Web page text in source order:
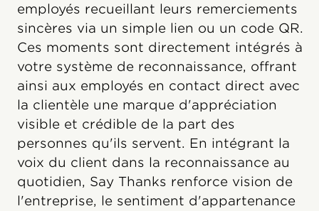
employés recueillant leurs remerciements
sincères via un simple lien ou un code QR.
Ces moments sont directement intégrés à
votre système de reconnaissance, offrant
ainsi aux employés en contact direct avec
la clientèle une marque d'appréciation
visible et crédible de la part des
personnes qu'ils servent. En intégrant la
voix du client dans la reconnaissance au
quotidien, Say Thanks renforce vision de
l'entreprise, le sentiment d'appartenance